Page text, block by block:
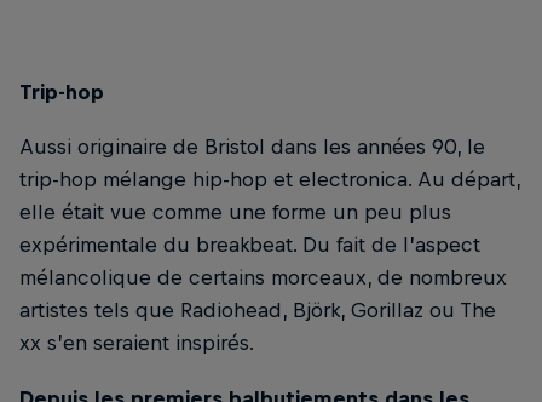
Trip-hop
Aussi originaire de Bristol dans les années 90, le
trip-hop mélange hip-hop et electronica. Au départ,
elle était vue comme une forme un peu plus
expérimentale du breakbeat. Du fait de l’aspect
mélancolique de certains morceaux, de nombreux
artistes tels que Radiohead, Björk, Gorillaz ou The
xx s’en seraient inspirés.